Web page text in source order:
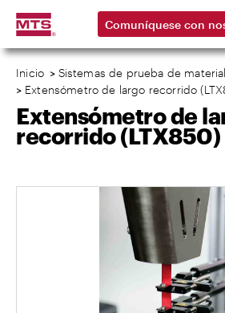
Comuníquese con
Inicio > Sistemas de prueba de
> Extensómetro de largo recorrido
Extensómetro de
recorrido (LTX850)